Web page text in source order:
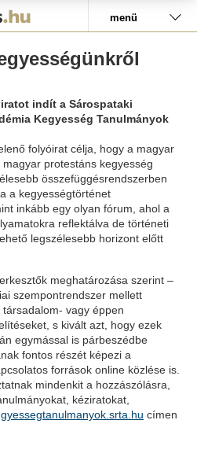
menü
indít a Sárospataki
Kegyesség Tanulmányok
folyóirat célja, hogy a magyar
protestáns kegyesség
összefüggésrendszerben
a kegyességtörténet
inkább egy olyan fórum, ahol a
reflektálva de történeti
legszélesebb horizont előtt
meghatározása szerint –
szempontrendszer mellett
vagy éppen
s kivált azt, hogy ezek
egymással is párbeszédbe
fontos részét képezi a
források online közlése is.
mindenkit a hozzászólásra,
kéziratokat,
címen